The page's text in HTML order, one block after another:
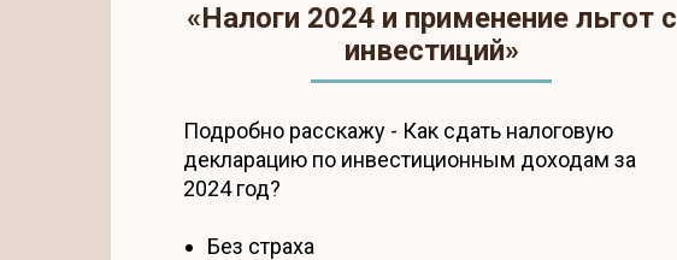
«Налоги 2024 и применение льгот с
инвестиций»
Подробно расскажу - Как сдать налоговую
декларацию по инвестиционным доходам за
2024 год?
Без страха